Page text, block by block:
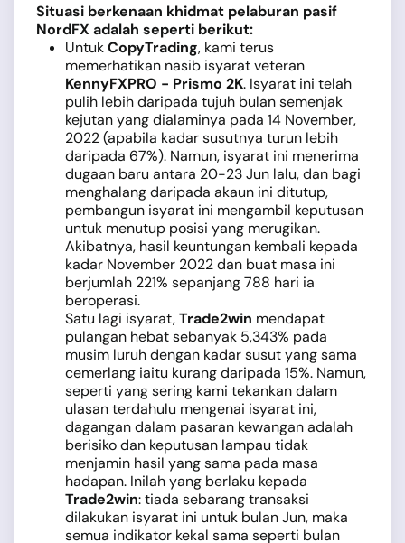
Situasi berkenaan khidmat pelaburan pasif
NordFX adalah seperti berikut:
UntukCopyTrading, kami terus
memerhatikan nasib isyarat veteran
KennyFXPRO - Prismo 2K. Isyarat ini telah
pulih lebih daripada tujuh bulan semenjak
kejutan yang dialaminya pada 14 November,
2022 (apabila kadar susutnya turun lebih
daripada 67%). Namun, isyarat ini menerima
dugaan baru antara 20-23 Jun lalu, dan bagi
menghalang daripada akaun ini ditutup,
pembangun isyarat ini mengambil keputusan
untuk menutup posisi yang merugikan.
Akibatnya, hasil keuntungan kembali kepada
kadar November 2022 dan buat masa ini
berjumlah 221% sepanjang 788 hari ia
beroperasi.
Satu lagi isyarat,Trade2win mendapat
pulangan hebat sebanyak 5,343% pada
musim luruh dengan kadar susut yang sama
cemerlang iaitu kurang daripada 15%. Namun,
seperti yang sering kami tekankan dalam
ulasan terdahulu mengenai isyarat ini,
dagangan dalam pasaran kewangan adalah
berisiko dan keputusan lampau tidak
menjamin hasil yang sama pada masa
hadapan. Inilah yang berlaku kepada
Trade2win: tiada sebarang transaksi
dilakukan isyarat ini untuk bulan Jun, maka
semua indikator kekal sama seperti bulan